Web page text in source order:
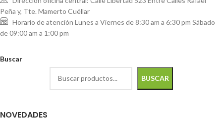
Peña y, Tte. Mamerto Cuéllar
Horario de atención Lunes a Viernes de 8:30 am a 6:30 pm Sábado
de 09:00 am a 1:00 pm
Buscar
BUSCAR
NOVEDADES